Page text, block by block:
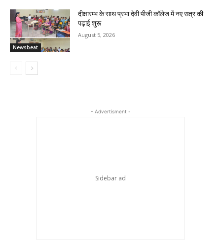
Newsbeat
दीक्षारम्भ के साथ प्रभा देवी पीजी कॉलेज में नए सत्र की
पढ़ाई शुरू
August 5, 2026
- Advertisment -